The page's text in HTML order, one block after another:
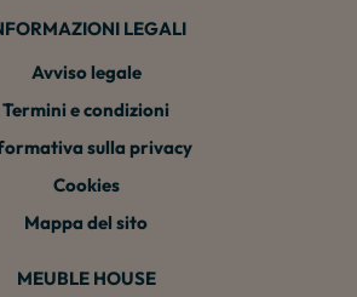
LEGALI
Avviso legale
Termini e condizioni
sulla privacy
Cookies
Mappa del sito
MEUBLE HOUSE